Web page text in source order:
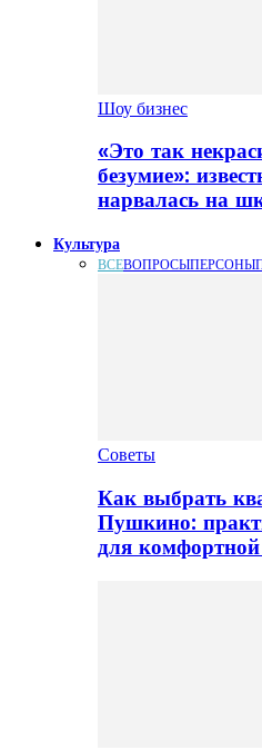
Шоу бизнес
«Это так
безумие»:
нарвалась на
Культура
ВСЕВОПРОСЫПЕРСОНЫ
Советы
Как выбрать
Пушкино:
для